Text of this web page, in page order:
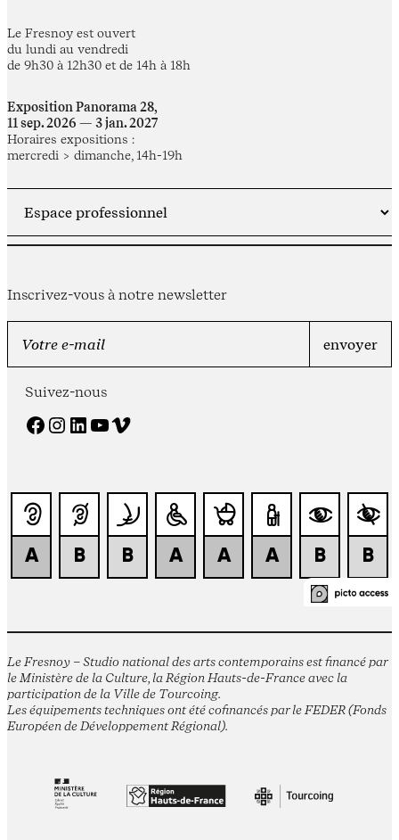
Le Fresnoy est ouvert
du lundi au vendredi
de 9h30 à 12h30 et de 14h à 18h
Exposition Panorama 28,
11 sep. 2026 — 3 jan. 2027
Horaires expositions :
mercredi > dimanche, 14h-19h
Inscrivez-vous à notre newsletter
Suivez-nous
Facebook Instagram LinkedIn YouTube Vimeo
Le Fresnoy – Studio national des arts contemporains est financé par
le Ministère de la Culture, la Région Hauts-de-France avec la
participation de la Ville de Tourcoing.
Les équipements techniques ont été cofinancés par le FEDER (Fonds
Européen de Développement Régional).